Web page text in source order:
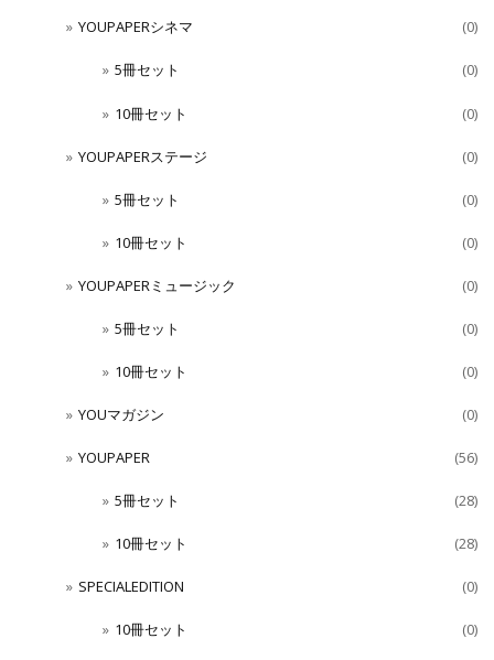
YOUPAPERシネマ (0)
5冊セット (0)
10冊セット (0)
YOUPAPERステージ (0)
5冊セット (0)
10冊セット (0)
YOUPAPERミュージック (0)
5冊セット (0)
10冊セット (0)
YOUマガジン (0)
YOUPAPER (56)
5冊セット (28)
10冊セット (28)
SPECIALEDITION (0)
10冊セット (0)